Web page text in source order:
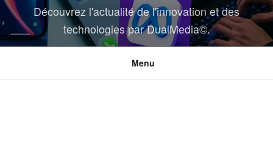
Découvrez l'actualité de l'innovation et des
technologies par DualMedia©.
Menu